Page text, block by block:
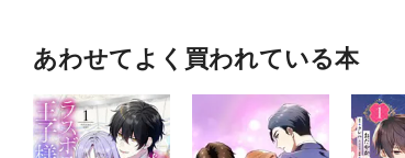
あわせてよく買われている本